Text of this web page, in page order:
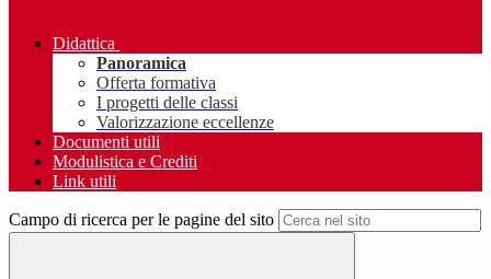
Didattica
Panoramica
Offerta formativa
I progetti delle classi
Valorizzazione eccellenze
Documenti utili
Modulistica e Crediti
Link utili
Campo di ricerca per le pagine del sito